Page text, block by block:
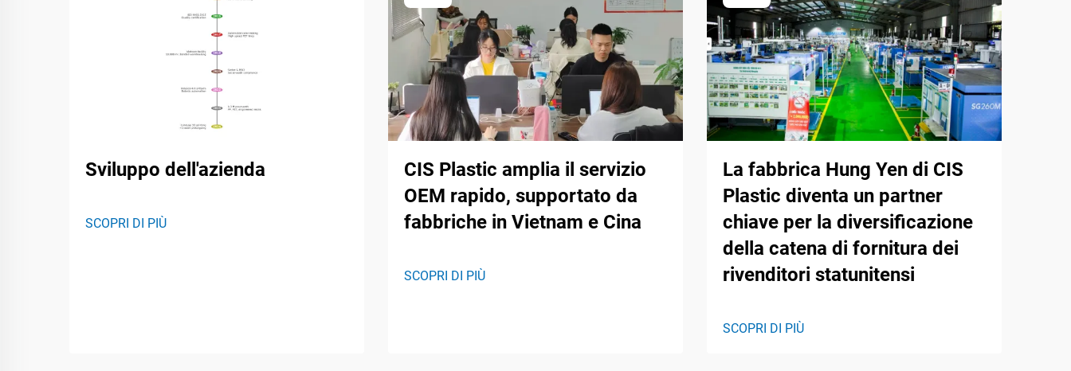
Sviluppo dell'azienda
SCOPRI DI PIÙ
CIS Plastic amplia il servizio
OEM rapido, supportato da
fabbriche in Vietnam e Cina
SCOPRI DI PIÙ
La fabbrica Hung Yen di CIS
Plastic diventa un partner
chiave per la diversificazione
della catena di fornitura dei
rivenditori statunitensi
SCOPRI DI PIÙ